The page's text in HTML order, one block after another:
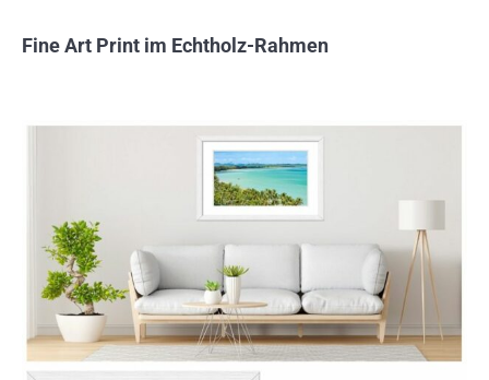
Fine Art Print im Echtholz-Rahmen